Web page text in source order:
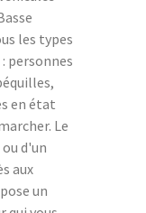
les types
personnes
en état
Le
d'un
aux
un